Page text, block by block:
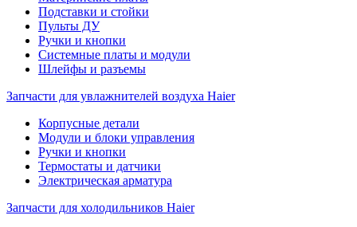
Подставки и стойки
Пульты ДУ
Ручки и кнопки
Системные платы и модули
Шлейфы и разъемы
Запчасти для увлажнителей воздуха Haier
Корпусные детали
Модули и блоки управления
Ручки и кнопки
Термостаты и датчики
Электрическая арматура
Запчасти для холодильников Haier